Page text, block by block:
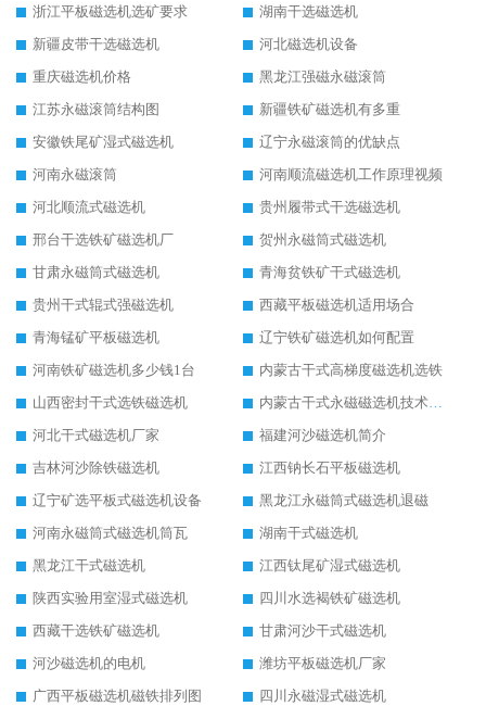
浙江平板磁选机选矿要求
湖南干选磁选机
新疆皮带干选磁选机
河北磁选机设备
重庆磁选机价格
黑龙江强磁永磁滚筒
江苏永磁滚筒结构图
新疆铁矿磁选机有多重
安徽铁尾矿湿式磁选机
辽宁永磁滚筒的优缺点
河南永磁滚筒
河南顺流磁选机工作原理视频
河北顺流式磁选机
贵州履带式干选磁选机
邢台干选铁矿磁选机厂
贺州永磁筒式磁选机
甘肃永磁筒式磁选机
青海贫铁矿干式磁选机
贵州干式辊式强磁选机
西藏平板磁选机适用场合
青海锰矿平板磁选机
辽宁铁矿磁选机如何配置
河南铁矿磁选机多少钱1台
内蒙古干式高梯度磁选机选铁
山西密封干式选铁磁选机
内蒙古干式永磁磁选机技术要求
河北干式磁选机厂家
福建河沙磁选机简介
吉林河沙除铁磁选机
江西钠长石平板磁选机
辽宁矿选平板式磁选机设备
黑龙江永磁筒式磁选机退磁
河南永磁筒式磁选机筒瓦
湖南干式磁选机
黑龙江干式磁选机
江西钛尾矿湿式磁选机
陕西实验用室湿式磁选机
四川水选褐铁矿磁选机
西藏干选铁矿磁选机
甘肃河沙干式磁选机
河沙磁选机的电机
潍坊平板磁选机厂家
广西平板磁选机磁铁排列图
四川永磁湿式磁选机